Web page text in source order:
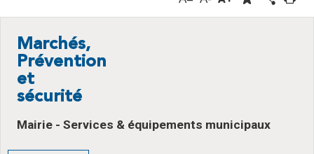
Marchés,
Prévention
et
sécurité
Mairie - Services & équipements municipaux